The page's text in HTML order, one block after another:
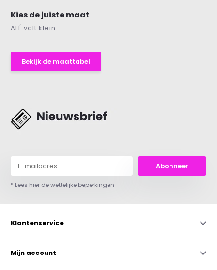
Kies de juiste maat
ALÉ valt klein.
Bekijk de maattabel
Abonneer
* Lees hier de wettelijke beperkingen
Klantenservice
Mijn account